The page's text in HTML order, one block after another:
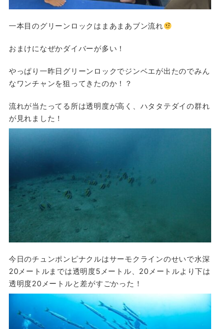
一本目のグリーンロックはまあまあブン流れ
おまけになぜかダイバーが多い！
やっぱり一昨日グリーンロックでジンベエが出たのでみん
なワンチャンを狙ってきたのか！？
流れが当たってる所は透明度が高く、ハタタテダイの群れ
が見れました！
今日のチュンポンピナクルはサーモクラインのせいで水深
20メートルまでは透明度5メートル、20メートルより下は
透明度20メートルと差がすごかった！